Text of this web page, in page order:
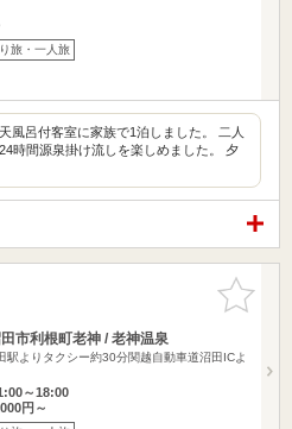
旅・一人旅
風呂付客室に家族で1泊しました。 二人
時間源泉掛け流しを楽しめました。 夕
お気に入
りに追加
市利根町老神 / 老神温泉
駅よりタクシー約30分関越自動車道沼田ICよ
～18:00
円～